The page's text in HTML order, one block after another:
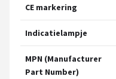
CE markering
Indicatielampje
MPN (Manufacturer
Part Number)